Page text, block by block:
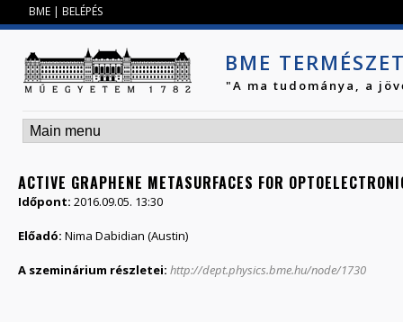
BME | BELÉPÉS
BME
"A ma tudománya, a
ACTIVE GRAPHENE METASURFACES FOR
Időpont: 2016.09.05. 13:30
Előadó: Nima Dabidian (Austin)
A szeminárium részletei: http://dept.physics.bme.hu/node/1730